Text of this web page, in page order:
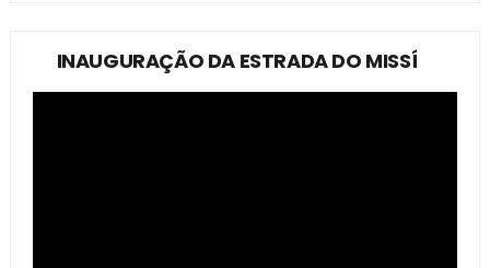
INAUGURAÇÃO DA ESTRADA DO MISSÍ